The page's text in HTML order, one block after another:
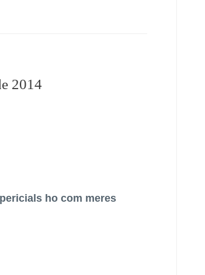
2014
ho com meres